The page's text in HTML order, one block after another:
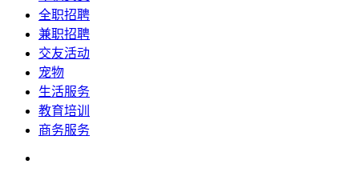
全职招聘
兼职招聘
交友活动
宠物
生活服务
教育培训
商务服务